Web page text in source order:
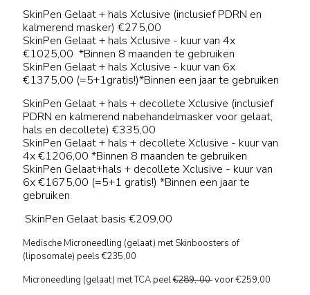
SkinPen Gelaat + hals Xclusive (inclusief PDRN en
kalmerend masker) €275,00
SkinPen Gelaat + hals Xclusive - kuur van 4x
€1025,00 *Binnen 8 maanden te gebruiken
SkinPen Gelaat + hals Xclusive - kuur van 6x
€1375,00 (=5+1gratis!)*Binnen een jaar te gebruiken
SkinPen Gelaat + hals + decollete Xclusive (inclusief
PDRN en kalmerend nabehandelmasker voor gelaat,
hals en decollete) €335,00
SkinPen Gelaat + hals + decollete Xclusive - kuur van
4x €1206,00 *Binnen 8 maanden te gebruiken
SkinPen Gelaat+hals + decollete Xclusive - kuur van
6x €1675,00 (=5+1 gratis!) *Binnen een jaar te
gebruiken
SkinPen Gelaat basis €209,00
Medische Microneedling (gelaat) met Skinboosters of
(liposomale) peels €235,00
Microneedling (gelaat) met TCA peel€289,-00voor €259,00